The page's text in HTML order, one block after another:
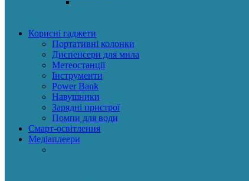
Корисні гаджети
Портативні колонки
Диспенсери для мила
Метеостанції
Інструменти
Power Bank
Навушники
Зарядні пристрої
Помпи для води
Смарт-освітлення
Медіаплеери